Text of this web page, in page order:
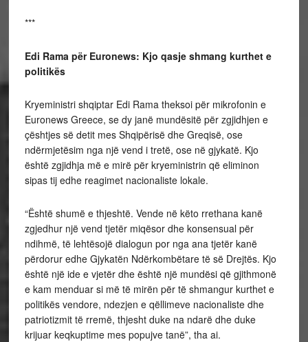
***
Edi Rama për Euronews: Kjo qasje shmang kurthet e
politikës
Kryeministri shqiptar Edi Rama theksoi për mikrofonin e
Euronews Greece, se dy janë mundësitë për zgjidhjen e
çështjes së detit mes Shqipërisë dhe Greqisë, ose
ndërmjetësim nga një vend i tretë, ose në gjykatë. Kjo
është zgjidhja më e mirë për kryeministrin që eliminon
sipas tij edhe reagimet nacionaliste lokale.
“Është shumë e thjeshtë. Vende në këto rrethana kanë
zgjedhur një vend tjetër miqësor dhe konsensual për
ndihmë, të lehtësojë dialogun por nga ana tjetër kanë
përdorur edhe Gjykatën Ndërkombëtare të së Drejtës. Kjo
është një ide e vjetër dhe është një mundësi që gjithmonë
e kam menduar si më të mirën për të shmangur kurthet e
politikës vendore, ndezjen e qëllimeve nacionaliste dhe
patriotizmit të rremë, thjesht duke na ndarë dhe duke
krijuar keqkuptime mes popujve tanë”, tha ai.